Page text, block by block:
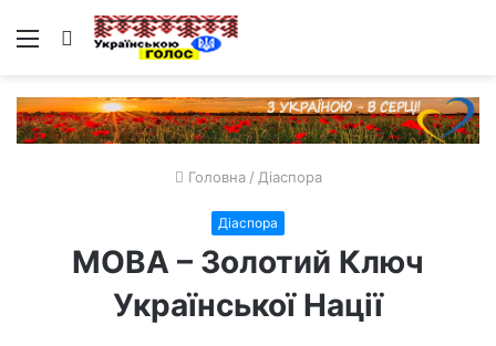
Меню Пошук
Головна / Діаспора
Діаспора
МОВА – Золотий Ключ
Української Нації